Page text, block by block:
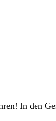
In den